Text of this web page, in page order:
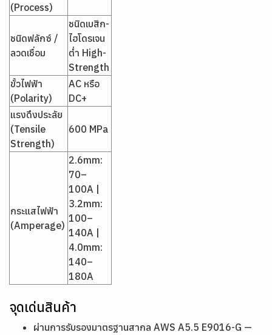
(Process)
ชนิดฟลักซ์ /
ลวดเชื่อม
ชนิดเบสิก-
ไฮโดรเจน
ต่ำ High-
Strength
ขั้วไฟฟ้า
(Polarity)
AC หรือ
DC+
แรงดึงประลัย
(Tensile
Strength)
600 MPa
กระแสไฟฟ้า
(Amperage)
2.6mm:
70–
100A |
3.2mm:
100–
140A |
4.0mm:
140–
180A
จุดเด่นสินค้า
ผ่านการรับรองมาตรฐานสากล AWS A5.5 E9016-G —